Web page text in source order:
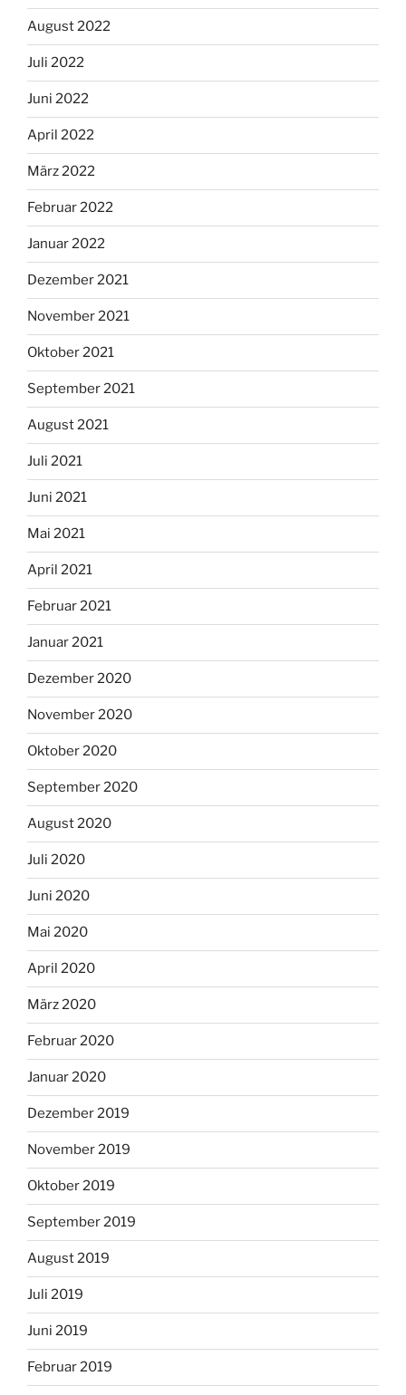
August 2022
Juli 2022
Juni 2022
April 2022
März 2022
Februar 2022
Januar 2022
Dezember 2021
November 2021
Oktober 2021
September 2021
August 2021
Juli 2021
Juni 2021
Mai 2021
April 2021
Februar 2021
Januar 2021
Dezember 2020
November 2020
Oktober 2020
September 2020
August 2020
Juli 2020
Juni 2020
Mai 2020
April 2020
März 2020
Februar 2020
Januar 2020
Dezember 2019
November 2019
Oktober 2019
September 2019
August 2019
Juli 2019
Juni 2019
Februar 2019